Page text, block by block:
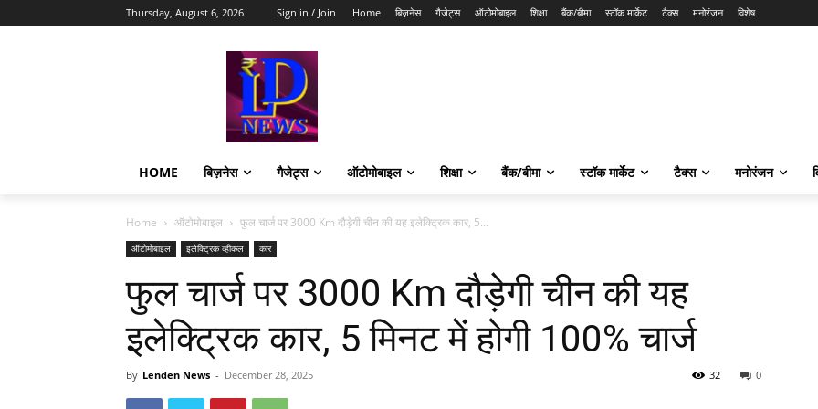
Thursday, August 6, 2026 Sign in / Join Home बिज़नेस गैजेट्स ऑटोमोबाइल शिक्षा बैंक/बीमा स्टॉक मार्केट टैक्स मनोरंजन विशेष
HOME बिज़नेस गैजेट्स ऑटोमोबाइल शिक्षा बैंक/बीमा स्टॉक मार्केट टैक्स मनोरंजन
Home ऑटोमोबाइल फुल चार्ज पर 3000 Km दौड़ेगी चीन की यह इलेक्ट्रिक कार, 5...
ऑटोमोबाइल इलेक्ट्रिक व्हीकल कार
फुल चार्ज पर 3000 Km दौड़ेगी चीन की यह
इलेक्ट्रिक कार, 5 मिनट में होगी 100% चार्ज
By Lenden News - December 28, 2025 0
32